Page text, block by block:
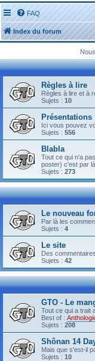
FAQ
Index du forum
Règles à lire
Règles à lire et à
Sujets : 10
Présentations
Ici vous pouvez
Sujets : 556
Blabla
Tout ce qui n'a
poster) c'est par là
Sujets : 273
Le nouveau
Par là les
Sujets : 4
Le site
Des
Sujets : 42
GTO - Le
Tout ce qui a trait
Best of :
Sujets : 208
Shônan 14
Mais que s'est-il
Sujets : 10